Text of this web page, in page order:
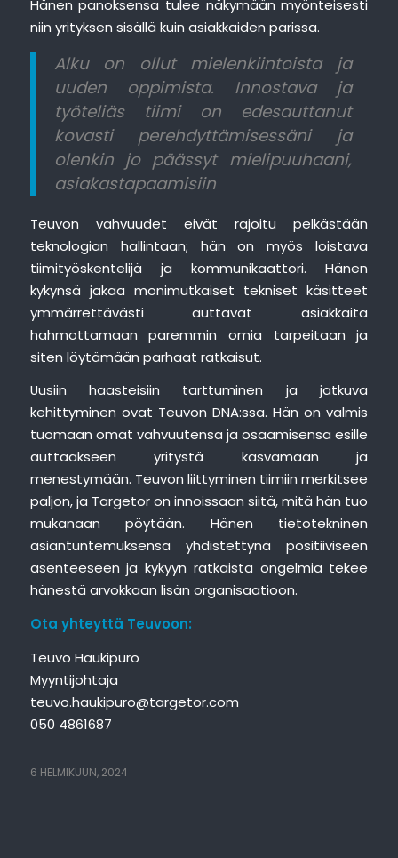
Hänen panoksensa tulee näkymään myönteisesti
niin yrityksen sisällä kuin asiakkaiden parissa.
Alku on ollut mielenkiintoista ja
uuden oppimista. Innostava ja
työteliäs tiimi on edesauttanut
kovasti perehdyttämisessäni ja
olenkin jo päässyt mielipuuhaani,
asiakastapaamisiin
Teuvon vahvuudet eivät rajoitu pelkästään
teknologian hallintaan; hän on myös loistava
tiimityöskentelijä ja kommunikaattori. Hänen
kykynsä jakaa monimutkaiset tekniset käsitteet
ymmärrettävästi auttavat asiakkaita
hahmottamaan paremmin omia tarpeitaan ja
siten löytämään parhaat ratkaisut.
Uusiin haasteisiin tarttuminen ja jatkuva
kehittyminen ovat Teuvon DNA:ssa. Hän on valmis
tuomaan omat vahvuutensa ja osaamisensa esille
auttaakseen yritystä kasvamaan ja
menestymään. Teuvon liittyminen tiimiin merkitsee
paljon, ja Targetor on innoissaan siitä, mitä hän tuo
mukanaan pöytään. Hänen tietotekninen
asiantuntemuksensa yhdistettynä positiiviseen
asenteeseen ja kykyyn ratkaista ongelmia tekee
hänestä arvokkaan lisän organisaatioon.
Ota yhteyttä Teuvoon:
Teuvo Haukipuro
Myyntijohtaja
teuvo.haukipuro@targetor.com
050 4861687
6 HELMIKUUN, 2024